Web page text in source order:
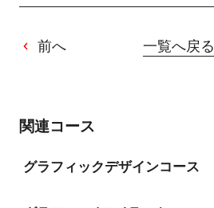
前へ 一覧へ戻る
関連コース
グラフィックデザインコース